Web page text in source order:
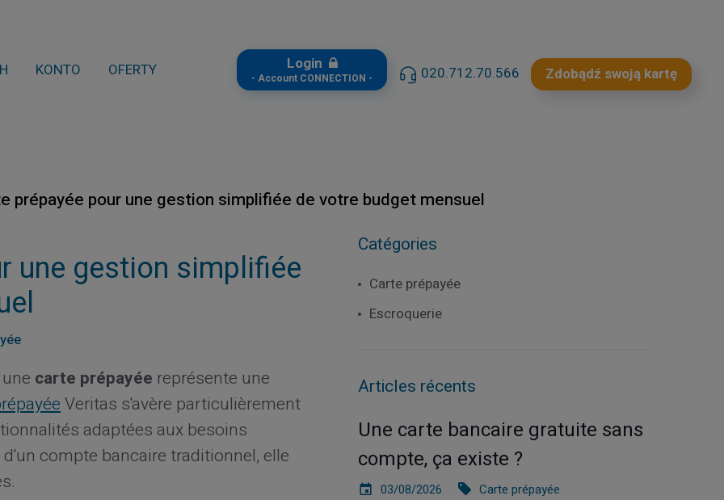
KONTO OFERTY Login
- Account CONNECTION - 020.712.70.566 Zdobądź swoją kartę
prépayée pour une gestion simplifiée de votre budget mensuel
une gestion simplifiée
carte prépayée représente une
Veritas s'avère particulièrement
adaptées aux besoins
compte bancaire traditionnel, elle
Catégories
Carte prépayée
Escroquerie
Articles récents
Une carte bancaire gratuite sans
compte, ça existe ?
03/08/2026 Carte prépayée